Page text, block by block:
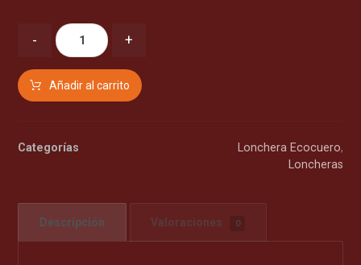
- +
Añadir al carrito
Categorías Lonchera Ecocuero,
Loncheras
Descripción Valoraciones 0